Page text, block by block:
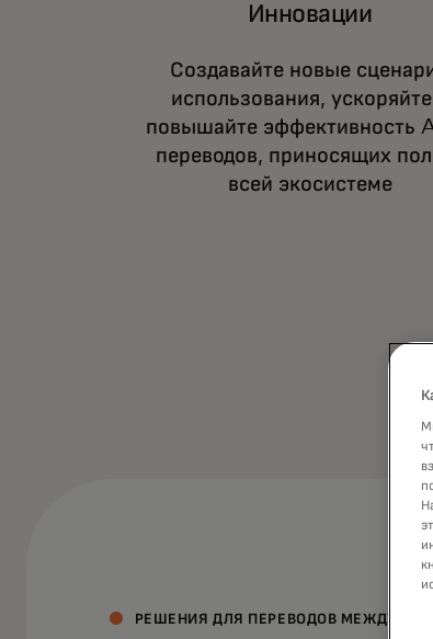
Инновации
Создавайте новые
использования,
повышайте эффективность
переводов, приносящих
всей экосистеме
РЕШЕНИЯ ДЛЯ ПЕРЕВОДОВ МЕЖДУ